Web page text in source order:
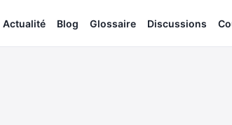
Actualité Blog Glossaire Discussions